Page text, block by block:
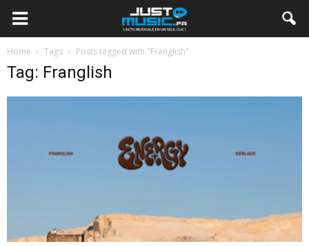
Home Tags Posts tagged with "Franglish"
Tag: Franglish